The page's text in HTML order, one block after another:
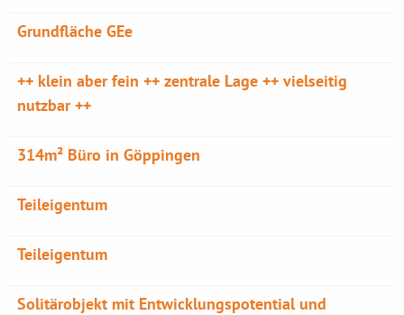
Grundfläche GEe
++ klein aber fein ++ zentrale Lage ++ vielseitig
nutzbar ++
314m² Büro in Göppingen
Teileigentum
Teileigentum
Solitärobjekt mit Entwicklungspotential und